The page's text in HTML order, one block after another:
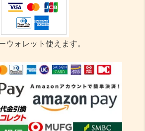
ウォレット使えます。